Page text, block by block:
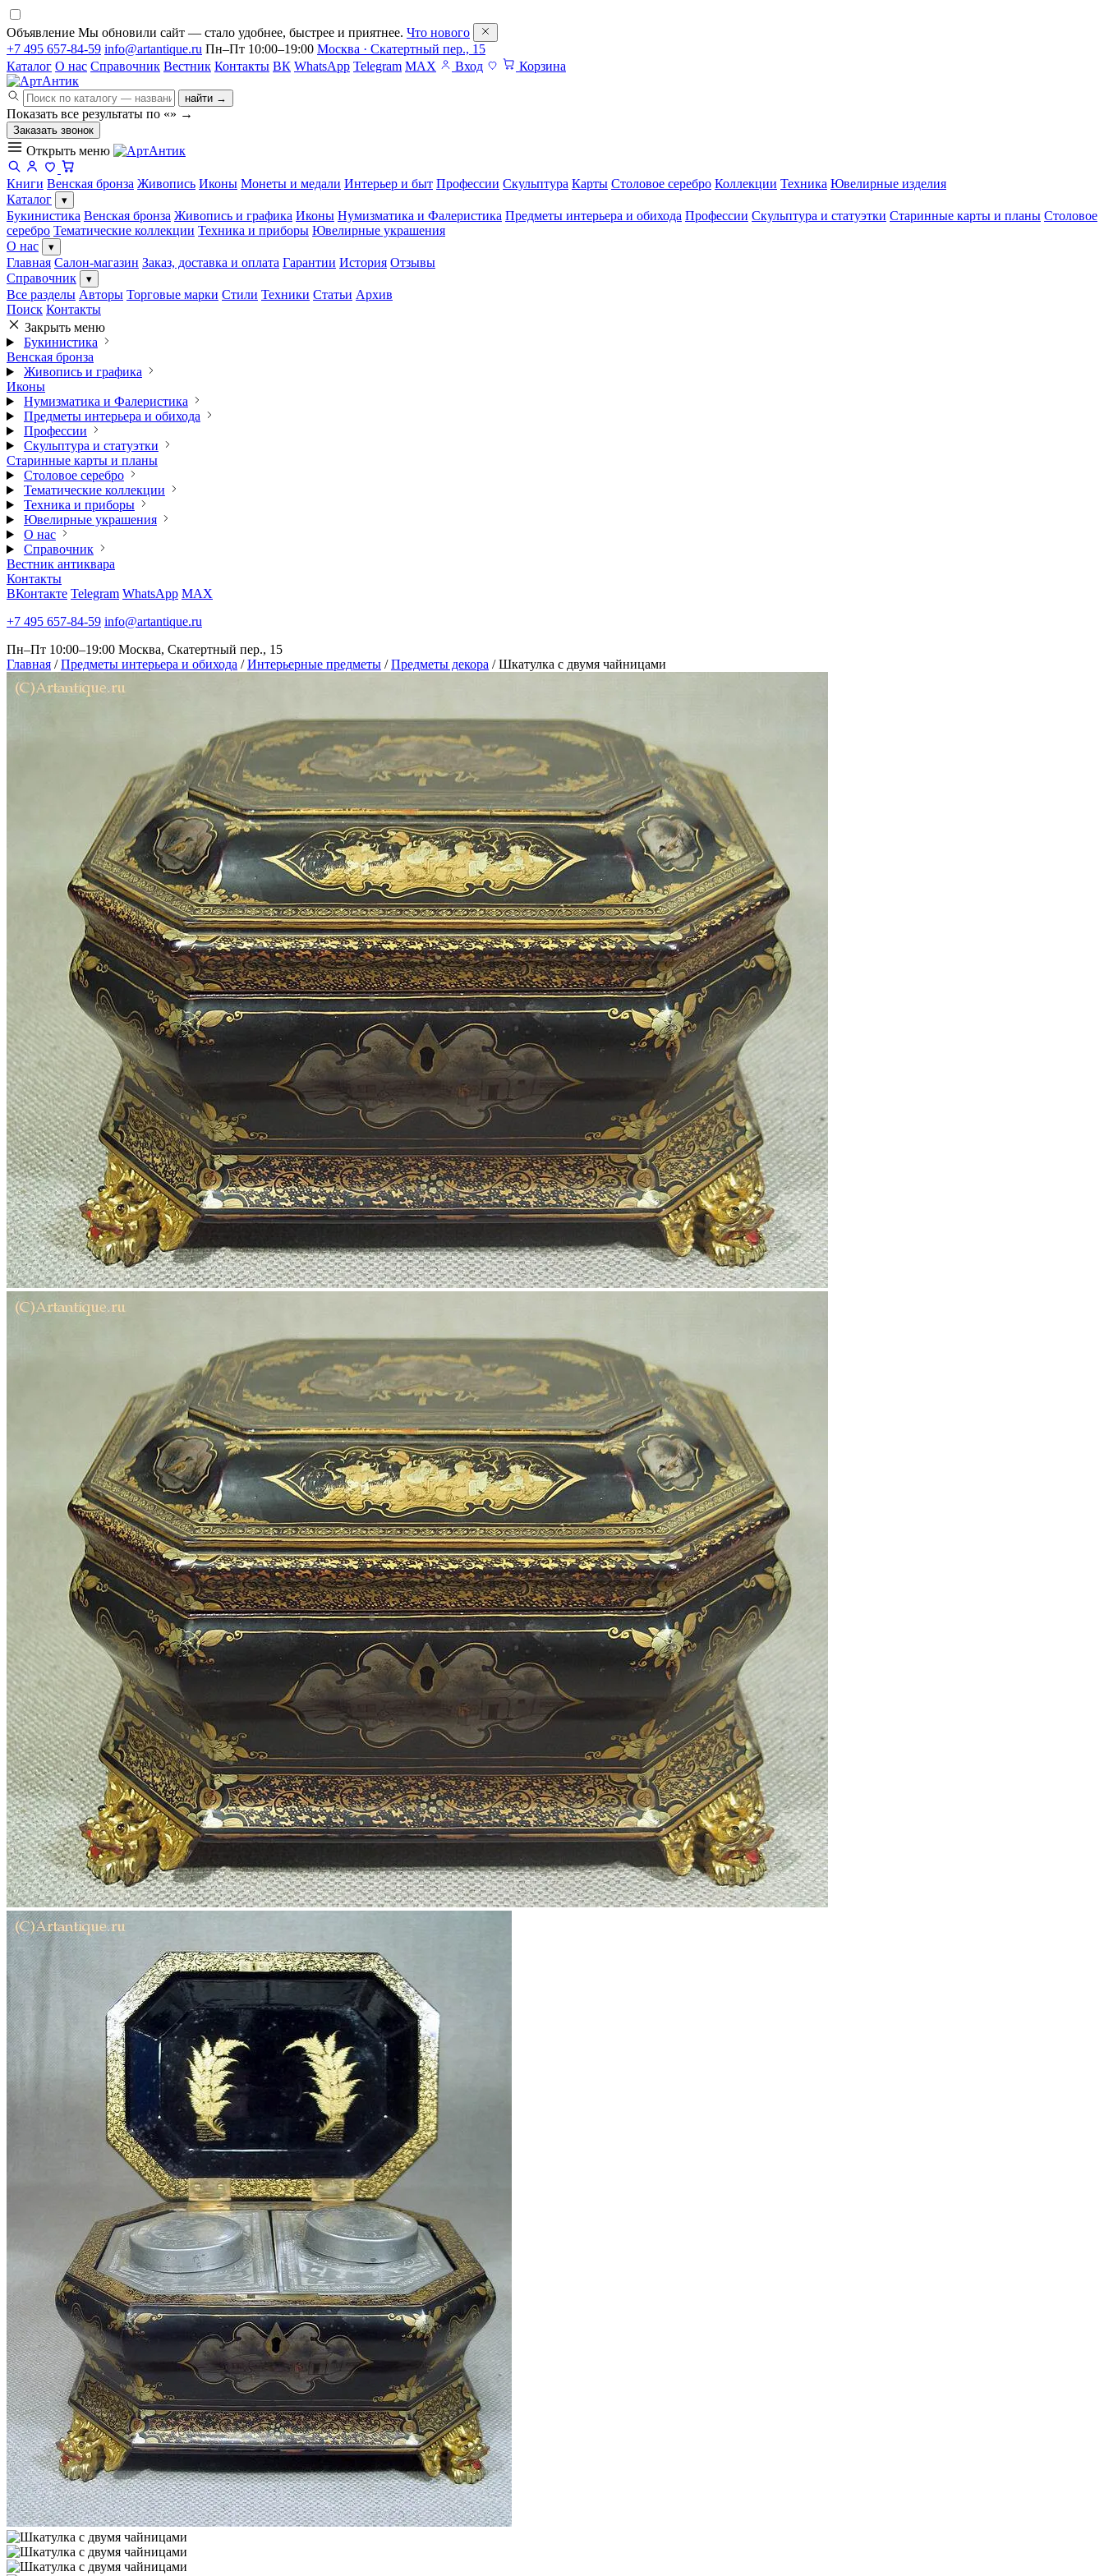
Объявление Мы обновили сайт — стало удобнее, быстрее и приятнее. Что нового
+7 495 657-84-59 info@artantique.ru Пн–Пт 10:00–19:00 Москва · Скатертный пер., 15
Каталог О нас Справочник Вестник Контакты ВК WhatsApp Telegram MAX Вход Корзина
найти →
Показать все результаты по «» →
Заказать звонок
Открыть меню
Книги Венская бронза Живопись Иконы Монеты и медали Интерьер и быт Профессии Скульптура Карты Столовое серебро Коллекции Техника Ювелирные изделия
Каталог
▾
Букинистика Венская бронза Живопись и графика Иконы Нумизматика и Фалеристика Предметы интерьера и обихода Профессии Скульптура и статуэтки Старинные карты и планы Столовое
серебро Тематические коллекции Техника и приборы Ювелирные украшения
О нас
▾
Главная Салон-магазин Заказ, доставка и оплата Гарантии История Отзывы
Справочник
▾
Все разделы Авторы Торговые марки Стили Техники Статьи Архив
Поиск Контакты
Закрыть меню
Букинистика
Венская бронза
Живопись и графика
Иконы
Нумизматика и Фалеристика
Предметы интерьера и обихода
Профессии
Скульптура и статуэтки
Старинные карты и планы
Столовое серебро
Тематические коллекции
Техника и приборы
Ювелирные украшения
О нас
Справочник
Вестник антиквара
Контакты
ВКонтакте Telegram WhatsApp MAX
+7 495 657-84-59 info@artantique.ru
Пн–Пт 10:00–19:00 Москва, Скатертный пер., 15
Главная / Предметы интерьера и обихода / Интерьерные предметы / Предметы декора / Шкатулка с двумя чайницами